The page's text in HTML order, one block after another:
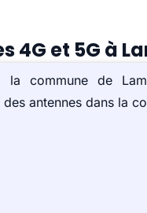
4G et 5G à
la commune de
antennes dans la